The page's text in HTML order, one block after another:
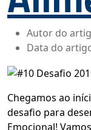
Autor do
Data do
Chegamos ao
desafio para
Emocional!